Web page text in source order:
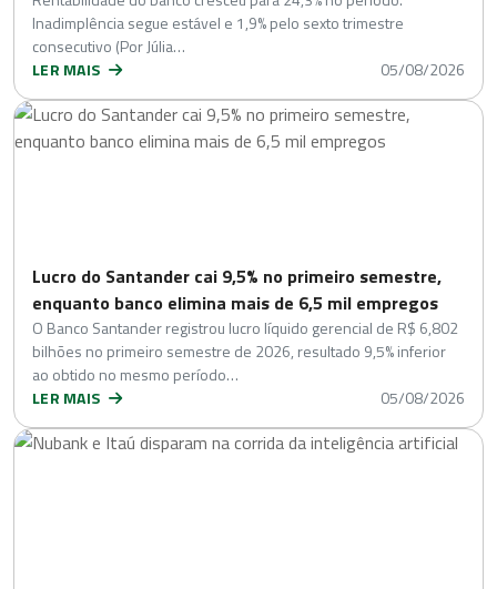
Inadimplência segue estável e 1,9% pelo sexto trimestre
consecutivo (Por Júlia…
LER MAIS
05/08/2026
Lucro do Santander cai 9,5% no primeiro semestre,
enquanto banco elimina mais de 6,5 mil empregos
O Banco Santander registrou lucro líquido gerencial de R$ 6,802
bilhões no primeiro semestre de 2026, resultado 9,5% inferior
ao obtido no mesmo período…
LER MAIS
05/08/2026